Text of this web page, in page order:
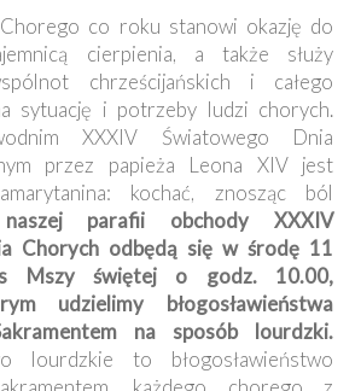
co roku stanowi okazję do
cierpienia, a także służy
chrześcijańskich i całego
sytuację i potrzeby ludzi chorych.
XXXIV Światowego Dnia
przez papieża Leona XIV jest
kochać, znosząc ból
parafii obchody XXXIV
Chorych odbędą się w środę 11
Mszy świętej o godz. 10.00,
udzielimy błogosławieństwa
na sposób lourdzki.
lourdzkie to błogosławieństwo